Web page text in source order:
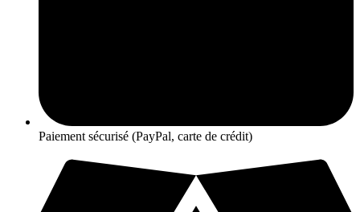
Paiement sécurisé (PayPal, carte de crédit)